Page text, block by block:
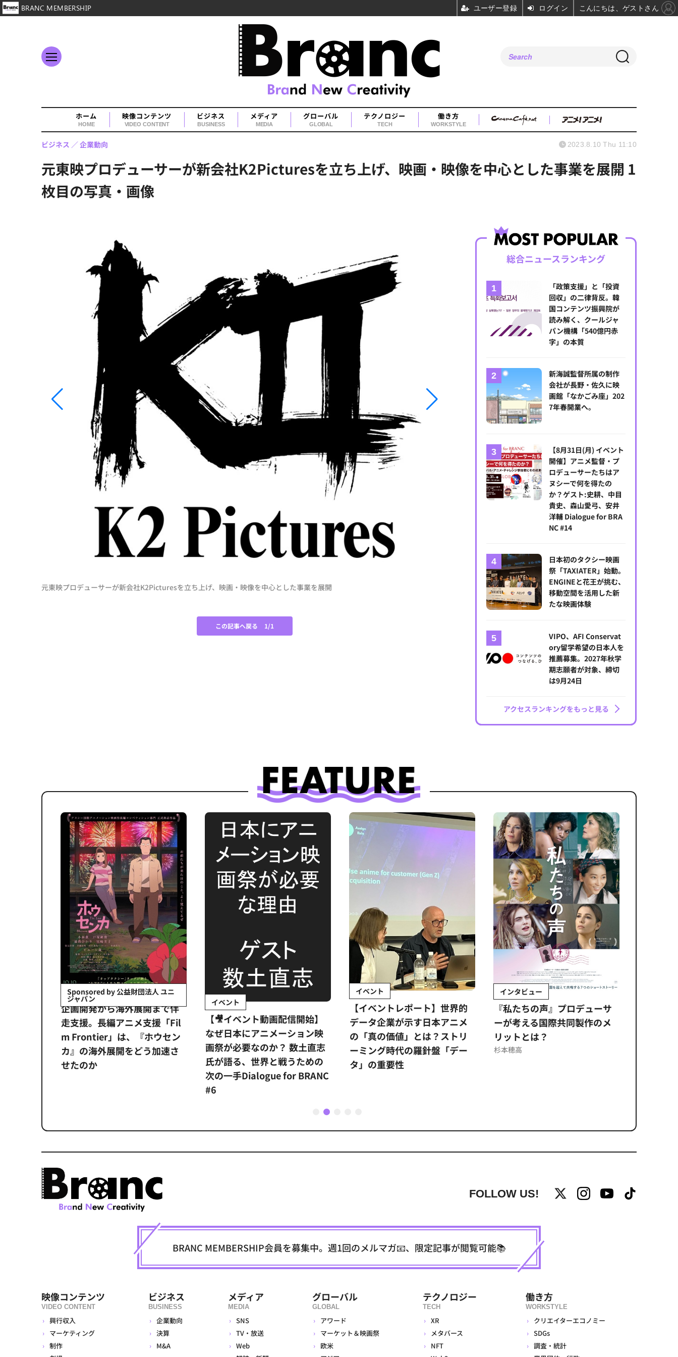
ホーム
HOME
映像コンテンツ
VIDEO CONTENT
ビジネス
BUSINESS
メディア
MEDIA
グローバル
GLOBAL
テクノロジー
TECH
働き方
WORKSTYLE
元東映プロデューサーが新会社K2Picturesを立ち上げ、映画・映像を中心とした事業を展開 1
枚目の写真・画像
ビジネス 企業動向 2023.8.10 Thu 11:10
元東映プロデューサーが新会社K2Picturesを立ち上げ、映画・映像を中心とした事業を展開 元東映プロデューサーが新会社K2Picturesを立ち上げ、映画・映像を
この記事へ戻る 1/1
総合ニュースランキング
「政策支援」と「投資
回収」の二律背反。韓
国コンテンツ振興院が
読み解く、クールジャ
パン機構「540億円赤
字」の本質
新海誠監督所属の制作
会社が長野・佐久に映
画館「なかごみ座」202
7年春開業へ。
【8月31日(月) イベント
開催】アニメ監督・プ
ロデューサーたちはア
ヌシーで何を得たの
か？ゲスト:史耕、中目
貴史、森山愛弓、安井
洋輔 Dialogue for BRA
NC #14
日本初のタクシー映画
祭「TAXIATER」始動。
ENGINEと花王が挑む、
移動空間を活用した新
たな映画体験
VIPO、AFI Conservat
ory留学希望の日本人を
推薦募集。2027年秋学
期志願者が対象、締切
は9月24日
アクセスランキングをもっと見る
Sponsored by 公益財団法人 ユニ
ジャパン
企画開発から海外展開まで伴
走支援。長編アニメ支援「Fil
m Frontier」は、『ホウセン
カ』の海外展開をどう加速さ
せたのか
イベント
【🎥イベント動画配信開始】
なぜ日本にアニメーション映
画祭が必要なのか？ 数土直志
氏が語る、世界と戦うための
次の一手Dialogue for BRANC
#6
イベント
【イベントレポート】世界的
データ企業が示す日本アニメ
の「真の価値」とは？ストリ
ーミング時代の羅針盤「デー
タ」の重要性
インタビュー
『私たちの声』プロデューサ
ーが考える国際共同製作のメ
リットとは？
杉本穂高
1 2
FOLLOW US!
BRANC MEMBERSHIP会員を募集中。週1回のメルマガ📧、限定記事が閲覧可能📚
映像コンテンツ
VIDEO CONTENT
興行収入
マーケティング
制作
ビジネス
BUSINESS
企業動向
決算
M&A
メディア
MEDIA
SNS
TV・放送
Web
グローバル
GLOBAL
アワード
マーケット＆映画祭
欧米
テクノロジー
TECH
XR
メタバース
NFT
働き方
WORKSTYLE
クリエイターエコノミー
SDGs
調査・統計
BRANC MEMBERSHIP ユーザー登録 ログイン こんにちは、ゲストさん